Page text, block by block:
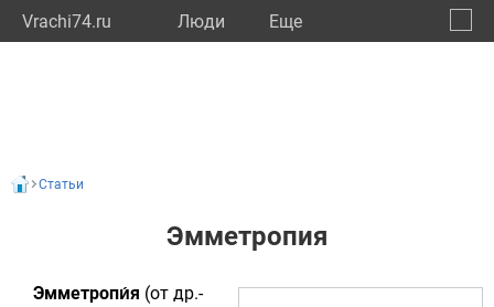
Vrachi74.ru Люди Eще
Статьи
Эмметропия
Эмметропи́я (от др.-